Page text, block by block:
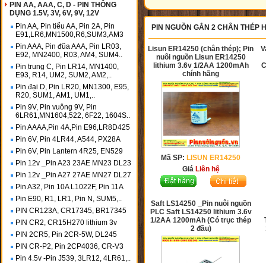
PIN AA, AAA, C, D - PIN THÔNG
DỤNG 1.5V, 3V, 6V, 9V, 12V
Pin AA, Pin tiểu AA, Pin 2A, Pin
E91,LR6,MN1500,R6,SUM3,AM3
Pin AAA, Pin đũa AAA, Pin LR03,
E92, MN2400, R03, AM4, SUM4..
Pin trung C, Pin LR14, MN1400,
E93, R14, UM2, SUM2, AM2,..
Pin đại D, Pin LR20, MN1300, E95,
R20, SUM1, AM1, UM1,..
Pin 9V, Pin vuông 9V, Pin
6LR61,MN1604,522, 6F22, 1604S..
Pin AAAA,Pin 4A,Pin E96,LR8D425
Pin 6V, Pin 4LR44, A544, PX28A
Pin 6V, Pin Lantern 4R25, EN529
Pin 12v _Pin A23 23AE MN23 DL23
Pin 12v _Pin A27 27AE MN27 DL27
Pin A32, Pin 10A L1022F, Pin 11A
Pin E90, R1, LR1, Pin N, SUM5,..
PIN CR123A, CR17345, BR17345
PIN CR2, CR15H270 lithium 3v
PIN 2CR5, Pin 2CR-5W, DL245
PIN CR-P2, Pin 2CP4036, CR-V3
Pin 4.5v -Pin J539, 3LR12, 4LR61,..
PIN NGUỒN GẮN 2 CHÂN THÉP
Lisun ER14250 (chân thép); Pin
nuôi nguồn Lisun ER14250
lithium 3.6v 1/2AA 1200mAh
chính hãng
Mã SP: LISUN ER14250
Giá Liên hệ
Saft LS14250 _Pin nuôi nguồn
PLC Saft LS14250 lithium 3.6v
1/2AA 1200mAh (Có trục thép
2 đầu)